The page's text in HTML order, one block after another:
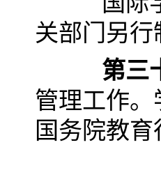
关部门另行
第三
管理工作
国务院教